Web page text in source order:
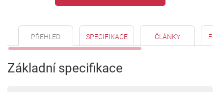
PŘEHLED SPECIFIKACE ČLÁNKY
Základní specifikace